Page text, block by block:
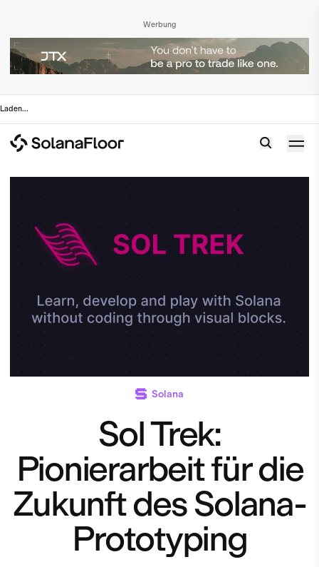
Werbung
Laden...
Solana
Sol Trek:
Pionierarbeit für die
Zukunft des Solana-
Prototyping